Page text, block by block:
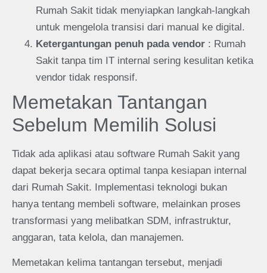
Rumah Sakit tidak menyiapkan langkah-langkah
untuk mengelola transisi dari manual ke digital.
Ketergantungan penuh pada vendor : Rumah
Sakit tanpa tim IT internal sering kesulitan ketika
vendor tidak responsif.
Memetakan Tantangan
Sebelum Memilih Solusi
Tidak ada aplikasi atau software Rumah Sakit yang
dapat bekerja secara optimal tanpa kesiapan internal
dari Rumah Sakit. Implementasi teknologi bukan
hanya tentang membeli software, melainkan proses
transformasi yang melibatkan SDM, infrastruktur,
anggaran, tata kelola, dan manajemen.
Memetakan kelima tantangan tersebut, menjadi